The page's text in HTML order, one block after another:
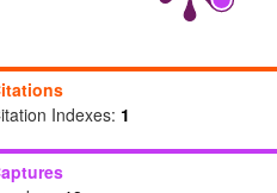
Indexes: 1